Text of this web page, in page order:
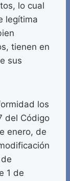
lo cual
legítima
tienen en
sus
los
del Código
enero, de
1 de